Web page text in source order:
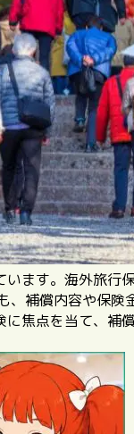
ます。海外旅
補償内容や保険
焦点を当て、補